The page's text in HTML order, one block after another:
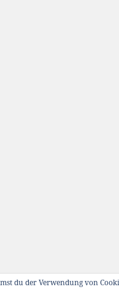
du der Verwendung von